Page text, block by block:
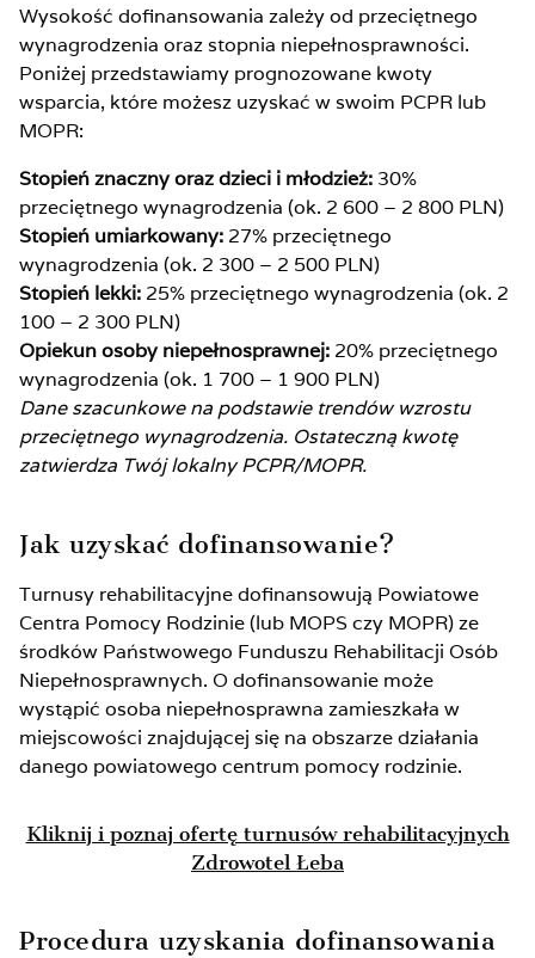
Wysokość dofinansowania zależy od przeciętnego
wynagrodzenia oraz stopnia niepełnosprawności.
Poniżej przedstawiamy prognozowane kwoty
wsparcia, które możesz uzyskać w swoim PCPR lub
MOPR:
Stopień znaczny oraz dzieci i młodzież: 30%
przeciętnego wynagrodzenia (ok. 2 600 – 2 800 PLN)
Stopień umiarkowany: 27% przeciętnego
wynagrodzenia (ok. 2 300 – 2 500 PLN)
Stopień lekki: 25% przeciętnego wynagrodzenia (ok. 2
100 – 2 300 PLN)
Opiekun osoby niepełnosprawnej: 20% przeciętnego
wynagrodzenia (ok. 1 700 – 1 900 PLN)
Dane szacunkowe na podstawie trendów wzrostu
przeciętnego wynagrodzenia. Ostateczną kwotę
zatwierdza Twój lokalny PCPR/MOPR.
Jak uzyskać dofinansowanie?
Turnusy rehabilitacyjne dofinansowują Powiatowe
Centra Pomocy Rodzinie (lub MOPS czy MOPR) ze
środków Państwowego Funduszu Rehabilitacji Osób
Niepełnosprawnych. O dofinansowanie może
wystąpić osoba niepełnosprawna zamieszkała w
miejscowości znajdującej się na obszarze działania
danego powiatowego centrum pomocy rodzinie.
Kliknij i poznaj ofertę turnusów rehabilitacyjnych
Zdrowotel Łeba
Procedura uzyskania dofinansowania